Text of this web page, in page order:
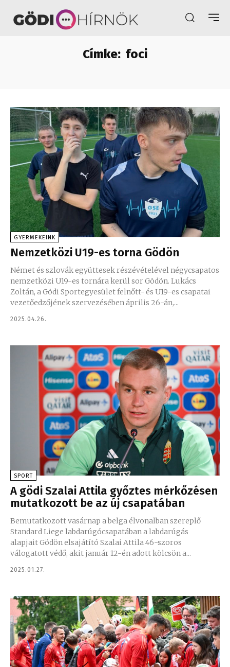
Címke: foci
GYERMEKEINK
Nemzetközi U19-es torna Gödön
Német és szlovák együttesek részévételével négycsapatos
nemzetközi U19-es tornára kerül sor Gödön. Lukács
Zoltán, a Gödi Sportegyesület felnőtt- és U19-es csapatai
vezetőedzőjének szervezésében április 26-án,...
2025.04.26.
SPORT
A gödi Szalai Attila győztes mérkőzésen
mutatkozott be az új csapatában
Bemutatkozott vasárnap a belga élvonalban szereplő
Standard Liege labdarúgócsapatában a labdarúgás
alapjait Gödön elsajátító Szalai Attila 46-szoros
válogatott védő, akit január 12-én adott kölcsön a...
2025.01.27.